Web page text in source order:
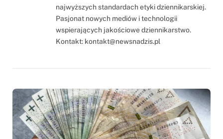
najwyższych standardach etyki dziennikarskiej.
Pasjonat nowych mediów i technologii
wspierających jakościowe dziennikarstwo.
Kontakt: kontakt@newsnadzis.pl